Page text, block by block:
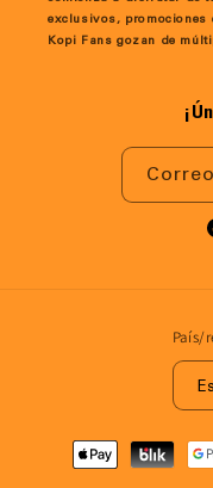
exclusivos, promociones
Kopi Fans gozan de
País/
Formas